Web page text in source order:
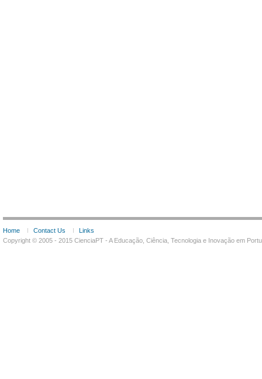
Home Contact Us
Links
Copyright © 2005 - 2015 CienciaPT - A Educação, Ciência, Tecnologia e Inovação em